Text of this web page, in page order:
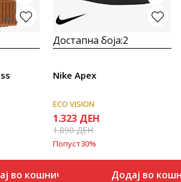
во кошничка
Достапна боја:2
Nike Apex
ECO VISION
1.323 ДЕН
1.890ДЕН
Попуст30%
Додај во